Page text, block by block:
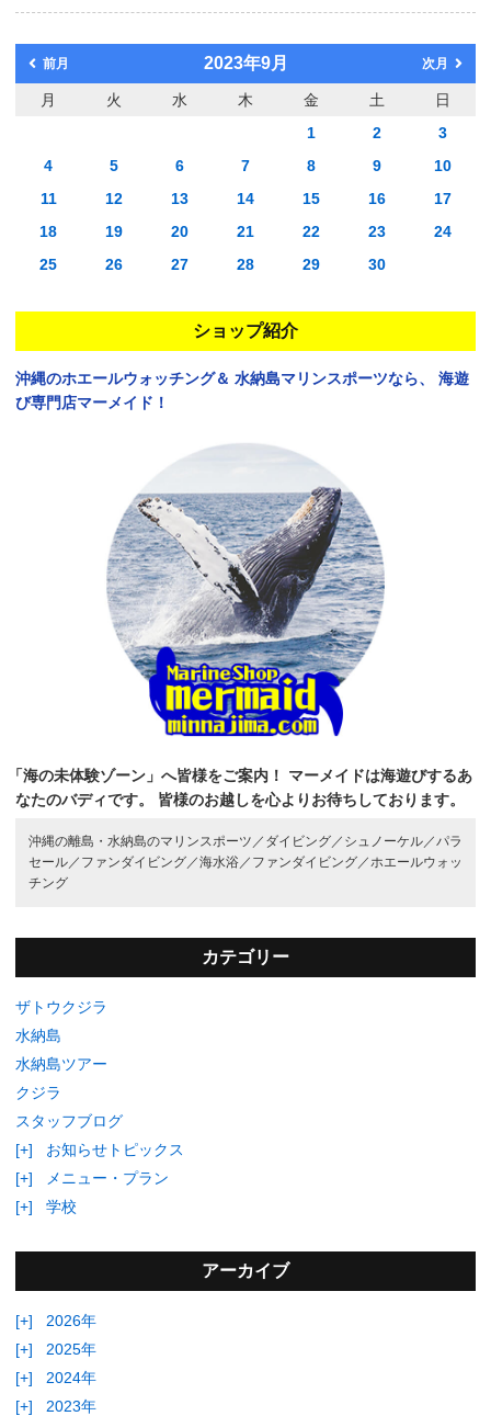
前月 2023年9月 次月
月 火 水 木 金 土
日
1
2
3
4
5 6 7 8 9
10
11
12 13 14 15 16
17
18
19 20 21 22 23
24
25
26 27 28 29 30
ショップ紹介
沖縄のホエールウォッチング＆ 水納島マリンスポーツなら、
海遊
び専門店マーメイド！
「海の未体験ゾーン」へ皆様をご案内！
マーメイドは海遊びするあ
なたのバディです。
皆様のお越しを心よりお待ちしております。
沖縄の離島・水納島のマリンスポーツ／ ダイビング／ シュノーケル／パラ
セール／ ファンダイビング／海水浴／ ファンダイビング／ホエールウォッ
チング
カテゴリー
ザトウクジラ
水納島
水納島ツアー
クジラ
スタッフブログ
[+]
お知らせトピックス
[+]
メニュー・プラン
[+]
学校
アーカイブ
[+]
2026年
[+]
2025年
[+]
2024年
[+]
2023年